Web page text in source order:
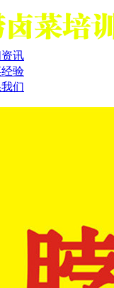
讯
验
们